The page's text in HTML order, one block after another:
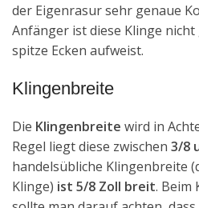
der Eigenrasur sehr genaue
Anfänger ist diese Klinge
spitze Ecken aufweist.
Klingenbreite
Die Klingenbreite wird in
Regel liegt diese zwischen 3/8
handelsübliche Klingenbreite
Klinge) ist 5/8 Zoll breit. Beim